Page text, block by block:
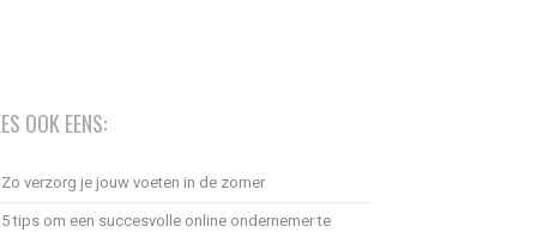
OOK EENS:
Zo verzorg je jouw voeten in de zomer
5 tips om een succesvolle online ondernemer te